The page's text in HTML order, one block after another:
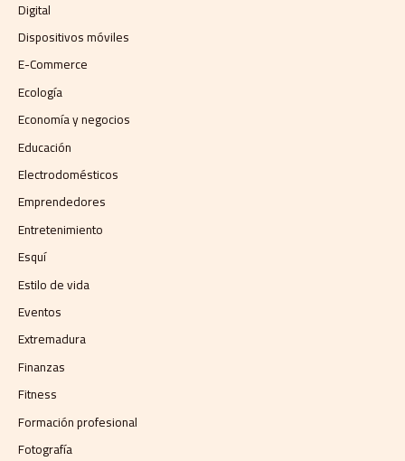
Digital
Dispositivos móviles
E-Commerce
Ecología
Economía y negocios​
Educación
Electrodomésticos
Emprendedores
Entretenimiento
Esquí
Estilo de vida
Eventos
Extremadura
Finanzas
Fitness
Formación profesional
Fotografía